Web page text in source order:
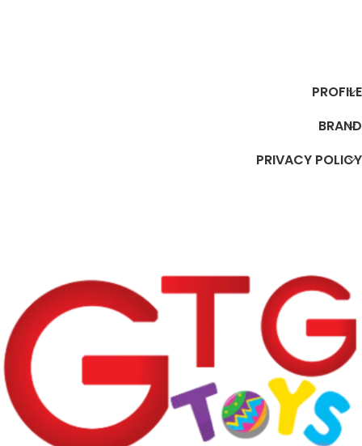
PROFILE
BRAND
PRIVACY POLICY